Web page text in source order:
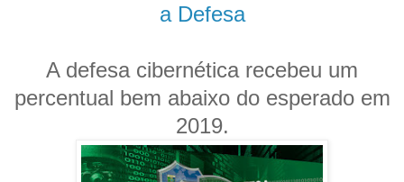
a Defesa
A defesa cibernética recebeu um
percentual bem abaixo do esperado em
2019.